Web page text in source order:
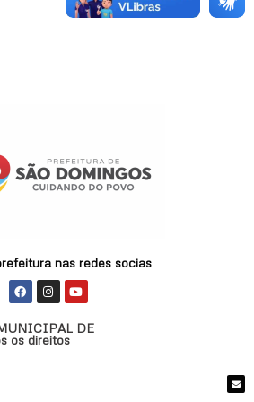
nas redes socias
F
a
c
b
o
I
n
s
a
g
Y
o
u
u
DE
os direitos
E
n
v